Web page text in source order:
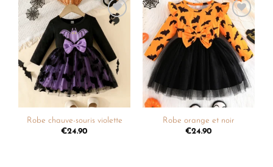
Ajouter
liste de
souhaits
Robe chauve-souris violette
€24.90
Ajouter
à la
liste de
souhaits
Robe orange et noir
€24.90